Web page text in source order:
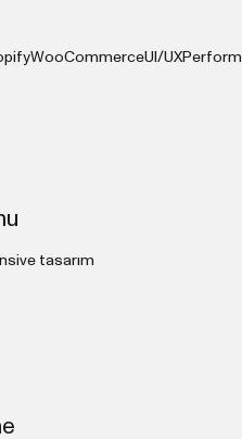
WooCommerceUI/UX
tasarım